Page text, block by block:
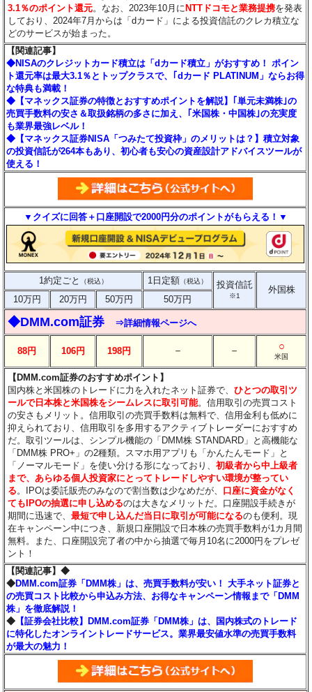
3.1％のポイント還元。なお、2023年10月にNTTドコモと業務提携を発表
しており、2024年7月からは「dカード」による投資信託のクレカ積立な
どのサービスが始まった。
【関連記事】
◆NISAのクレジットカード積立は「dカード積立」がおすすめ！ ポイン
ト還元率は最大3.1％とトップクラスで、｢dカード PLATINUM」ならお得
な特典も満載！
◆【マネックス証券の特徴とおすすめポイントを解説】｢単元未満株｣の
売買手数料の安さ＆取扱銘柄の多さに加え、｢米国株・中国株｣の充実度
も業界最強レベル！
◆【マネックス証券NISA「つみたて投資枠」のメリットは？】積立対象
の投資信託が264本もあり、初心者も安心の資産設計アドバイスツールが
使える！
▼クイズに回答＋口座開設で2000円分のポイントがもらえる！▼
1約定ごと （税込） 1日定額 （税込） 投資信託
※1
外国株
10万円
20万円 50万円 50万円
◆DMM.com証券 ⇒詳細情報ページへ
88円 106円 198円 － － ○
米国
【DMM.com証券のおすすめポイント】
国内株と米国株のトレードに力を入れたネット証券で、ひとつの取引ツ
ールで日本株と米国株をシームレスに取引可能。信用取引の売買コスト
の安さもメリット。信用取引の売買手数料は無料で、信用金利も低めに
抑えられており、信用取引を多用するアクティブトレーダーにおすすめ
だ。取引ツールは、シンプル機能の「DMM株 STANDARD」と高機能な
「DMM株 PRO+」の2種類。スマホ用アプリも「かんたんモード」と
「ノーマルモード」を使い分ける形になっており、初級者から中上級者
まで、あらゆる個人投資家にとってトレードしやすい環境が整ってい
る 。IPOは委託販売のみなので割当数は少なめだが、 口座に資金がなく
てもIPOの抽選に申し込めるのは大きなメリットだ。口座開設手続きが
期間に迅速で、最短で申し込んだ当日に取引が可能になるのも便利。現
在キャンペーン中につき、新規口座開設で日本株の売買手数料が1カ月間
無料。また、口座開設完了者の中から抽選で毎月10名に2000円をプレゼ
ント！
【関連記事】◆
◆DMM.com証券「DMM株」は、売買手数料が安い！ 大手ネット証券と
の売買コスト比較から申込み方法、お得なキャンペーン情報まで「DMM
株」を徹底解説！
◆ 【証券会社比較】DMM.com証券「DMM株」は、国内株式のトレード
に特化したオンライントレードサービス。業界最安値水準の売買手数料
が最大の魅力！